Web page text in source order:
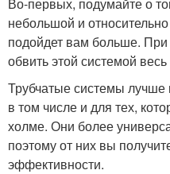
небольшой и
подойдет вам больше.
обвить этой системой
Трубчатые системы лучше
в том числе и для тех,
холме. Они более
поэтому от них вы
эффективности.